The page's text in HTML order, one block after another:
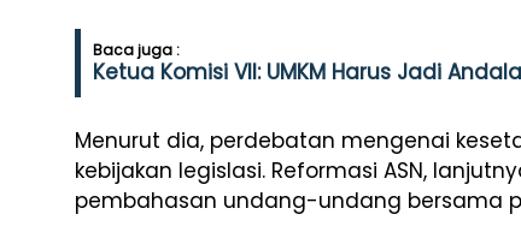
Baca juga :
Ketua Komisi VII: UMKM Harus Jadi
Menurut dia, perdebatan mengenai
kebijakan legislasi. Reformasi ASN,
pembahasan undang-undang bersama